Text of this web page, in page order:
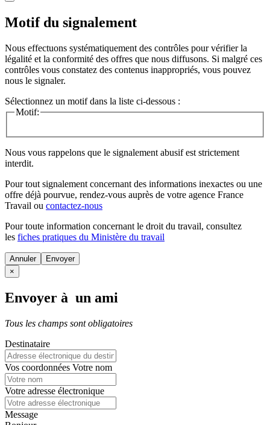
Motif du signalement
Nous effectuons systématiquement des contrôles pour vérifier la
légalité et la conformité des offres que nous diffusons. Si malgré ces
contrôles vous constatez des contenus inappropriés, vous pouvez
nous le signaler.
Sélectionnez un motif dans la liste ci-dessous :
Motif:
Nous vous rappelons que le signalement abusif est strictement
interdit.
Pour tout signalement concernant des informations inexactes ou une
offre déjà pourvue, rendez-vous auprès de votre agence France
Travail ou contactez-nous
Pour toute information concernant le droit du travail, consultez
les fiches pratiques du Ministère du travail
Annuler
×
Envoyer à un ami
Tous les champs sont obligatoires
Destinataire
Vos coordonnées Votre nom
Votre adresse électronique
Message